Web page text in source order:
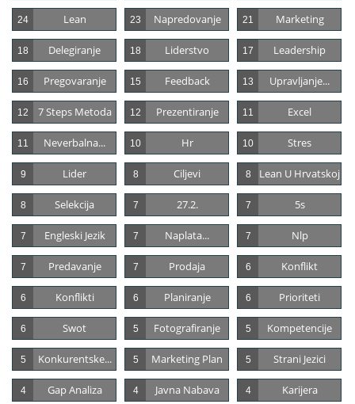
Lean
24 Napredovanje
23 Marketing
21
Delegiranje
18 Liderstvo
18 Leadership
17
Pregovaranje
16 Feedback
15 Upravljanje...
13
7 Steps Metoda
12 Prezentiranje
12 Excel
11
Neverbalna...
11 Hr
10 Stres
10
Lider
9 Ciljevi
8 Lean U Hrvatskoj
8
Selekcija
8 27.2.
7 5s
7
Engleski Jezik
7 Naplata...
7 Nlp
7
Predavanje
7 Prodaja
7 Konflikt
6
Konflikti
6 Planiranje
6 Prioriteti
6
Swot
6 Fotografiranje
5 Kompetencije
5
Konkurentske...
5 Marketing Plan
5 Strani Jezici
5
Gap Analiza
4 Javna Nabava
4 Karijera
4